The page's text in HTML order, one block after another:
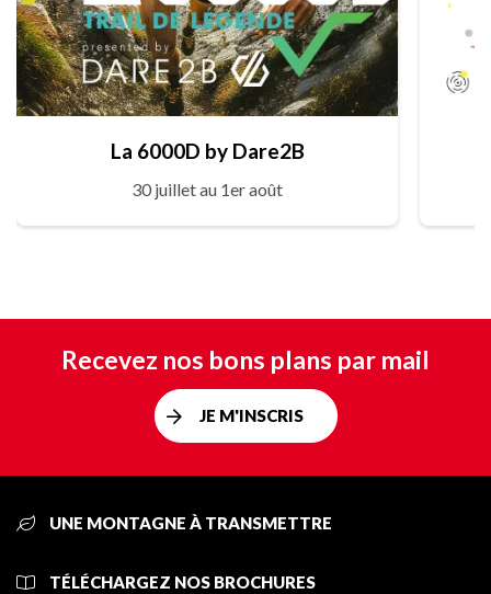
La 6000D by Dare2B
30 juillet au 1er août
Recevez nos bons plans par mail
JE M'INSCRIS
UNE MONTAGNE À TRANSMETTRE
TÉLÉCHARGEZ NOS BROCHURES